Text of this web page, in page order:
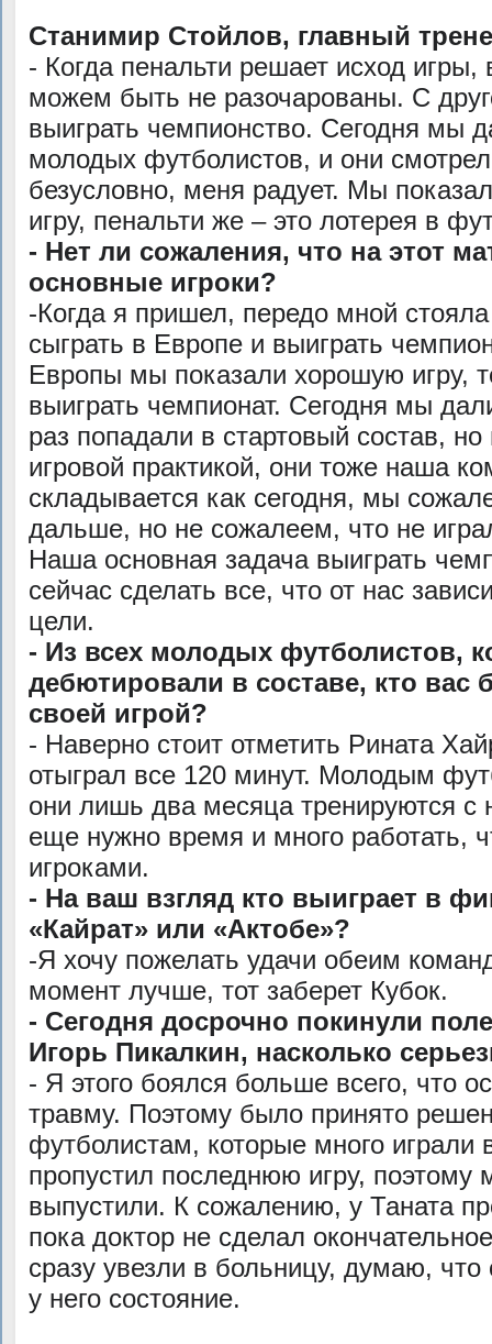
Станимир Стойлов, главный
- Когда пенальти решает исход
можем быть не разочарованы. С
выиграть чемпионство. Сегодня мы
молодых футболистов, и они
безусловно, меня радует. Мы
игру, пенальти же – это лотерея в
- Нет ли сожаления, что на этот
основные игроки?
-Когда я пришел, передо мной
сыграть в Европе и выиграть
Европы мы показали хорошую игру,
выиграть чемпионат. Сегодня мы
раз попадали в стартовый состав,
игровой практикой, они тоже наша
складывается как сегодня, мы
дальше, но не сожалеем, что не
Наша основная задача выиграть
сейчас сделать все, что от нас
цели.
- Из всех молодых футболистов,
дебютировали в составе, кто вас
своей игрой?
- Наверно стоит отметить Рината
отыграл все 120 минут. Молодым
они лишь два месяца тренируются
еще нужно время и много работать,
игроками.
- На ваш взгляд кто выиграет в
«Кайрат» или «Актобе»?
-Я хочу пожелать удачи обеим
момент лучше, тот заберет Кубок.
- Сегодня досрочно покинули
Игорь Пикалкин, насколько
- Я этого боялся больше всего, что
травму. Поэтому было принято
футболистам, которые много играли
пропустил последнюю игру, поэтому
выпустили. К сожалению, у Таната
пока доктор не сделал
сразу увезли в больницу, думаю,
у него состояние.